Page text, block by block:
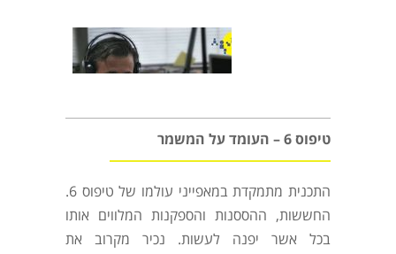
טיפוס 6 – העומד על המשמר
התכנית מתמקדת במאפייני עולמו של טיפוס 6.
החששות, ההססנות והספקנות המלווים אותו
בכל אשר יפנה לעשות. נכיר מקרוב את